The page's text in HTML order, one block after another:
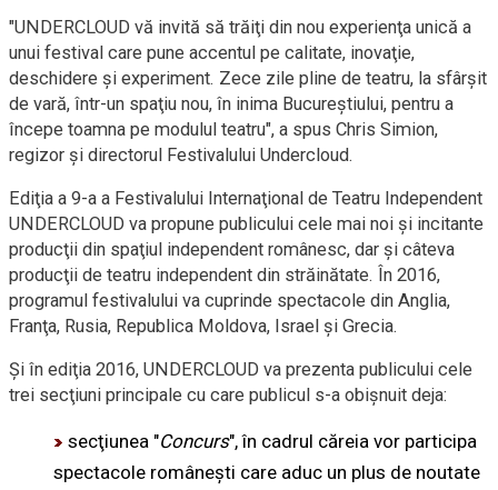
"UNDERCLOUD vă invită să trăiţi din nou experienţa unică a
unui festival care pune accentul pe calitate, inovaţie,
deschidere şi experiment. Zece zile pline de teatru, la sfârşit
de vară, într-un spaţiu nou, în inima Bucureştiului, pentru a
începe toamna pe modulul teatru", a spus Chris Simion,
regizor şi directorul Festivalului Undercloud.
Ediţia a 9-a a Festivalului Internaţional de Teatru Independent
UNDERCLOUD va propune publicului cele mai noi şi incitante
producţii din spaţiul independent românesc, dar şi câteva
producţii de teatru independent din străinătate. În 2016,
programul festivalului va cuprinde spectacole din Anglia,
Franţa, Rusia, Republica Moldova, Israel şi Grecia.
Şi în ediţia 2016, UNDERCLOUD va prezenta publicului cele
trei secţiuni principale cu care publicul s-a obişnuit deja:
secţiunea "Concurs", în cadrul căreia vor participa
spectacole româneşti care aduc un plus de noutate